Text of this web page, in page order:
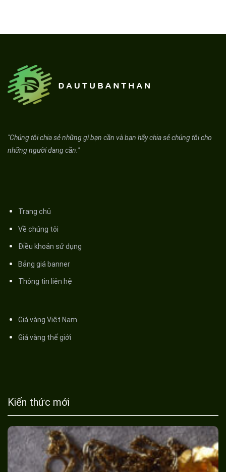
"Chúng tôi chia sẻ những gì bạn cần và bạn hãy chia sẻ chúng tôi cho
những người đang cần."
Trang chủ
Về chúng tôi
Điều khoản sử dụng
Bảng giá banner
Thông tin liên hệ
Giá vàng Việt Nam
Giá vàng thế giới
Kiến thức mới